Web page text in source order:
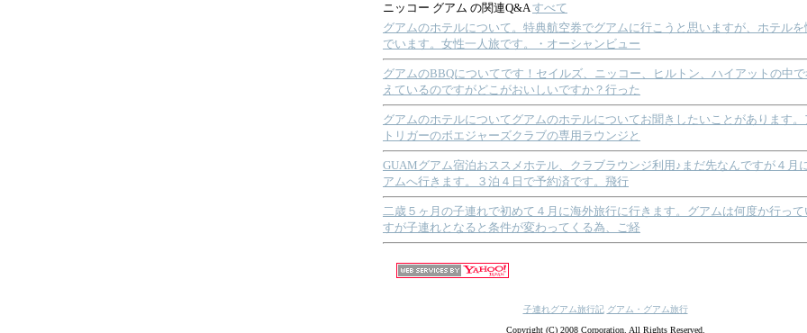
ニッコー グアム の関連Q&Aすべて
グアムのホテルについて。特典航空券でグアムに行こうと思いますが、ホテルを
でいます。女性一人旅です。・オーシャンビュー
グアムのBBQについてです！セイルズ、ニッコー、ヒルトン、ハイアットの中
えているのですがどこがおいしいですか？行った
グアムのホテルについてグアムのホテルについてお聞きしたいことがあります。
トリガーのボエジャーズクラブの専用ラウンジと
GUAMグアム宿泊おススメホテル、クラブラウンジ利用♪まだ先なんですが４月
アムへ行きます。３泊４日で予約済です。飛行
二歳５ヶ月の子連れで初めて４月に海外旅行に行きます。グアムは何度か行って
すが子連れとなると条件が変わってくる為、ご経
子連れグアム旅行記 グアム・グアム旅行
Copyright (C) 2008 Corporation. All Rights Reserved.